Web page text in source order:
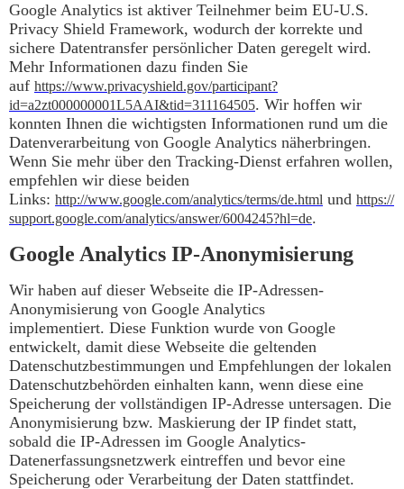
Google Analytics ist aktiver Teilnehmer beim EU-U.S.
Privacy Shield Framework, wodurch der korrekte und
sichere Datentransfer persönlicher Daten geregelt wird.
Mehr Informationen dazu finden Sie
auf https://www.privacyshield.gov/participant?
id=a2zt000000001L5AAI&tid=311164505. Wir hoffen wir
konnten Ihnen die wichtigsten Informationen rund um die
Datenverarbeitung von Google Analytics näherbringen.
Wenn Sie mehr über den Tracking-Dienst erfahren wollen,
empfehlen wir diese beiden
Links: http://www.google.com/analytics/terms/de.html und https://
support.google.com/analytics/answer/6004245?hl=de.
Google Analytics IP-Anonymisierung
Wir haben auf dieser Webseite die IP-Adressen-
Anonymisierung von Google Analytics
implementiert. Diese Funktion wurde von Google
entwickelt, damit diese Webseite die geltenden
Datenschutzbestimmungen und Empfehlungen der lokalen
Datenschutzbehörden einhalten kann, wenn diese eine
Speicherung der vollständigen IP-Adresse untersagen. Die
Anonymisierung bzw. Maskierung der IP findet statt,
sobald die IP-Adressen im Google Analytics-
Datenerfassungsnetzwerk eintreffen und bevor eine
Speicherung oder Verarbeitung der Daten stattfindet.